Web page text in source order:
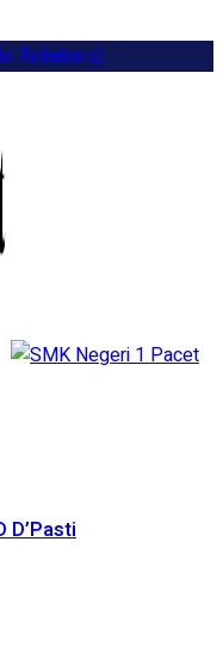
Relations)
D’Pasti